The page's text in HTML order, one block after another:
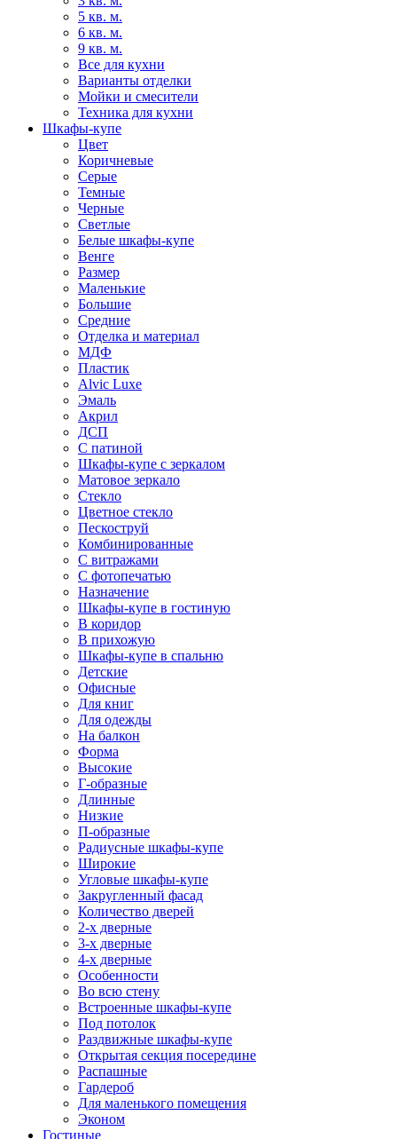
5 кв. м.
6 кв. м.
9 кв. м.
Все для кухни
Варианты отделки
Мойки и смесители
Техника для кухни
Шкафы-купе
Цвет
Коричневые
Серые
Темные
Черные
Светлые
Белые шкафы-купе
Венге
Размер
Маленькие
Большие
Средние
Отделка и материал
МДФ
Пластик
Alvic Luxe
Эмаль
Акрил
ДСП
С патиной
Шкафы-купе с зеркалом
Матовое зеркало
Стекло
Цветное стекло
Пескоструй
Комбинированные
С витражами
С фотопечатью
Назначение
Шкафы-купе в гостиную
В коридор
В прихожую
Шкафы-купе в спальню
Детские
Офисные
Для книг
Для одежды
На балкон
Форма
Высокие
Г-образные
Длинные
Низкие
П-образные
Радиусные шкафы-купе
Широкие
Угловые шкафы-купе
Закругленный фасад
Количество дверей
2-х дверные
3-х дверные
4-х дверные
Особенности
Во всю стену
Встроенные шкафы-купе
Под потолок
Раздвижные шкафы-купе
Открытая секция посередине
Распашные
Гардероб
Для маленького помещения
Эконом
Гостиные